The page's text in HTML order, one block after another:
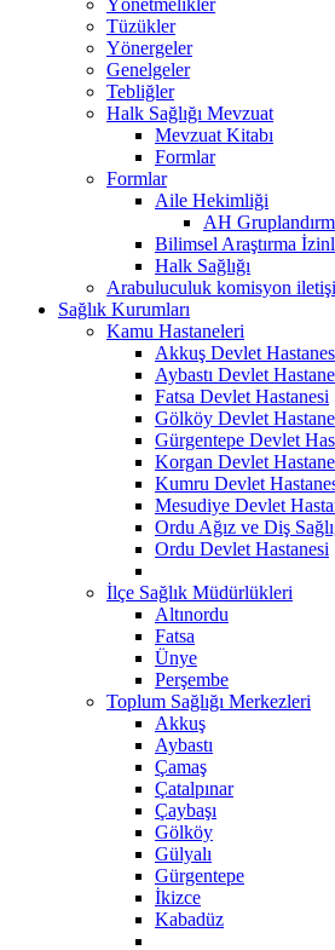
Tüzükler
Yönergeler
Genelgeler
Tebliğler
Halk Sağlığı Mevzuat
Mevzuat Kitabı
Formlar
Formlar
Aile Hekimliği
AH
Bilimsel Araştırma
Halk Sağlığı
Arabuluculuk komisyon
Sağlık Kurumları
Kamu Hastaneleri
Akkuş Devlet
Aybastı Devlet
Fatsa Devlet Hastanesi
Gölköy Devlet
Gürgentepe Devlet
Korgan Devlet
Kumru Devlet
Mesudiye Devlet
Ordu Ağız ve Diş
Ordu Devlet Hastanesi
İlçe Sağlık Müdürlükleri
Altınordu
Fatsa
Ünye
Perşembe
Toplum Sağlığı Merkezleri
Akkuş
Aybastı
Çamaş
Çatalpınar
Çaybaşı
Gölköy
Gülyalı
Gürgentepe
İkizce
Kabadüz